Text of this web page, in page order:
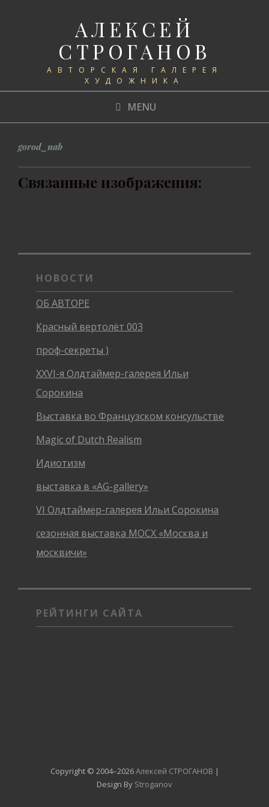
АЛЕКСЕЙ
СТРОГАНОВ
АВТОРСКАЯ ГАЛЕРЕЯ
ХУДОЖНИКА
MENU
gorod_nab
Связанные изображения:
НОВОСТИ
ОБ АВТОРЕ
Красный вертолёт 003
проф-секреты )
XXVI-я Олдтаймер-галерея Ильи
Сорокина
Выставка во Французском консульстве
Magic of Dutch Realism
Идиотизм
выставка в «AG-gallery»
VI Олдтаймер-галерея Ильи Сорокина
сезонная выставка МОСХ «Москва и
москвичи»
РЕЙТИНГИ САЙТА
Copyright © 2004–2026Алексей СТРОГАНОВ |
Design By Stroganov